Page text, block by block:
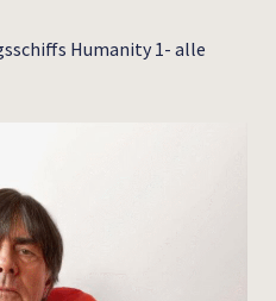
Humanity 1- alle